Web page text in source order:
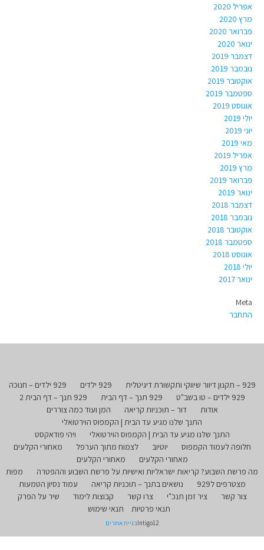
אפריל 2020
מרץ 2020
פברואר 2020
ינואר 2020
דצמבר 2019
נובמבר 2019
אוקטובר 2019
ספטמבר 2019
אוגוסט 2019
יולי 2019
יוני 2019
מאי 2019
אפריל 2019
מרץ 2019
פברואר 2019
ינואר 2019
דצמבר 2018
נובמבר 2018
אוקטובר 2018
ספטמבר 2018
אוגוסט 2018
יולי 2018
ינואר 2017
Meta
התחבר
929 – תקנון דיוור שיווקי ותקשורת דיגיטלית 929 ילדים
929 ילדים – חנוכה
929 ילדים – טו בשב"ט
929 תנך – דף הבית
929 תנך – דף הבית 2
אודות
דור – תוכניות קריאה
המן ועוד כמה צוררים
התנך שלנו מגיע עד הבית | הקמפוס הוירטואלי
התנך שלנו מגיע עד הבית | הקמפוס הוירטואלי
ויהי פודאקסט
חלופה לעמוד הקמפוס
יוטיוב לצמוח מתוך הערפל
מאחורי הקלעים
מאחורי הקלעים
מאחורי הקלעים
מה פרשת השבוע? קריאות ישראליות ואישיות על פרשת השבוע וההפטרה
מפות
מצטרפים ל929
נושאים בתנך – תוכניות קריאה
עמוד נסיון הטמעות
צור קשר
ציר זמן תנכ"י צרו קשר קבוצות לימוד
שיר על הפרק
תנאי פרטיות
תנאי שימוש
Intigo12בניית אתרים